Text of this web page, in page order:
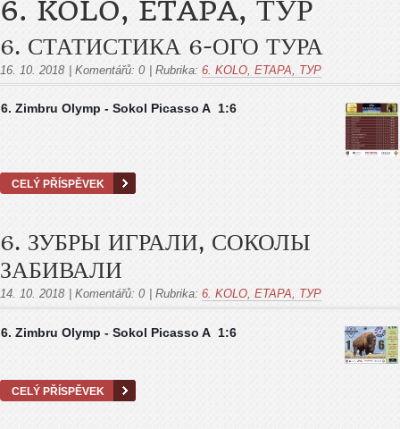
6. KOLO, ETAPA, ТУР
6. СТАТИСТИКА 6-ОГО ТУРА
16. 10. 2018 Komentářů: 0 Rubrika: 6. KOLO, ETAPA, ТУР
6. Zimbru Olymp - Sokol Picasso A 1:6
CELÝ PŘÍSPĚVEK
6. ЗУБРЫ ИГРАЛИ, СОКОЛЫ
ЗАБИВАЛИ
14. 10. 2018 Komentářů: 0 Rubrika: 6. KOLO, ETAPA, ТУР
6. Zimbru Olymp - Sokol Picasso A 1:6
CELÝ PŘÍSPĚVEK